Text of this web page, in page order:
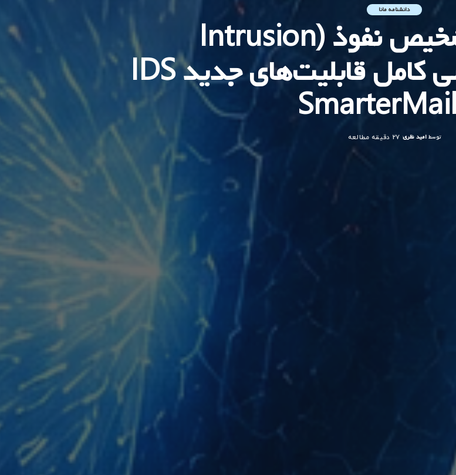
دانشنامه مانا
بهبودهای تشخیص نفوذ (Intrusion
Detection)؛ بررسی کامل قابلیت‌های جدید IDS
ارسال
توسطامید نظری 27 دقیقه مطالعه